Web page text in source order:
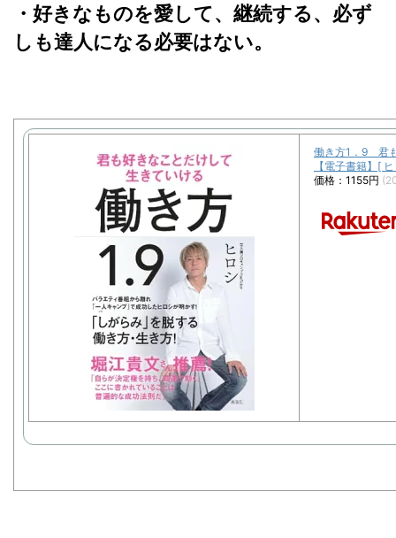
・好きなものを愛して、継続する、必ず
しも達人になる必要はない。
働き方1．9 君
【電子書籍】[
価格：1155円